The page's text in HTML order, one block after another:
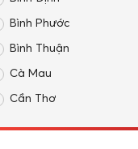
Bình Phước
Bình Thuận
Cà Mau
Cần Thơ